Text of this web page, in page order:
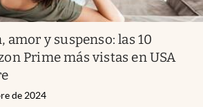
amor y suspenso: las 10
Prime más vistas en USA
de 2024